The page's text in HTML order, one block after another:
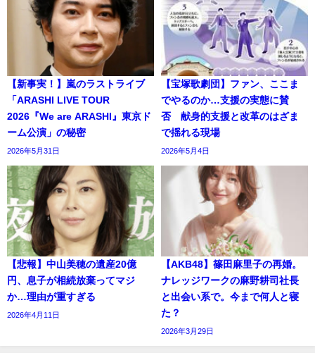
【新事実！】嵐のラストライブ
「ARASHI LIVE TOUR
2026『We are ARASHI』東京ド
ーム公演」の秘密
2026年5月31日
【宝塚歌劇団】ファン、ここま
でやるのか…支援の実態に賛
否 献身的支援と改革のはざま
で揺れる現場
2026年5月4日
【悲報】中山美穂の遺産20億
円、息子が相続放棄ってマジ
か…理由が重すぎる
2026年4月11日
【AKB48】篠田麻里子の再婚。
ナレッジワークの麻野耕司社長
と出会い系で。今まで何人と寝
た？
2026年3月29日